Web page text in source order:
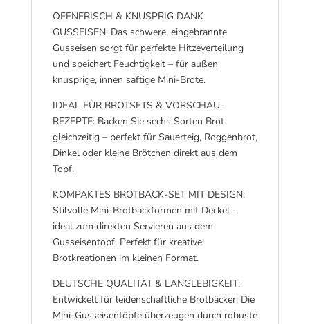
OFENFRISCH & KNUSPRIG DANK
GUSSEISEN: Das schwere, eingebrannte
Gusseisen sorgt für perfekte Hitzeverteilung
und speichert Feuchtigkeit – für außen
knusprige, innen saftige Mini-Brote.
IDEAL FÜR BROTSETS & VORSCHAU-
REZEPTE: Backen Sie sechs Sorten Brot
gleichzeitig – perfekt für Sauerteig, Roggenbrot,
Dinkel oder kleine Brötchen direkt aus dem
Topf.
KOMPAKTES BROTBACK-SET MIT DESIGN:
Stilvolle Mini-Brotbackformen mit Deckel –
ideal zum direkten Servieren aus dem
Gusseisentopf. Perfekt für kreative
Brotkreationen im kleinen Format.
DEUTSCHE QUALITÄT & LANGLEBIGKEIT:
Entwickelt für leidenschaftliche Brotbäcker: Die
Mini-Gusseisentöpfe überzeugen durch robuste